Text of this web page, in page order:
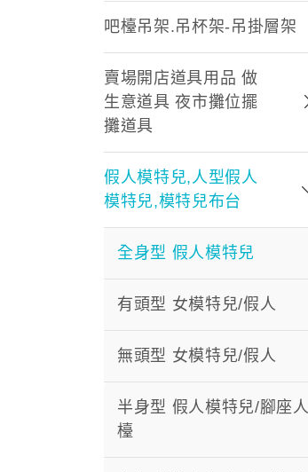
吧檯吊架.吊杯架-吊掛層架
賣場開店道具用品 做
生意道具 夜市攤位擺
攤道具
假人模特兒,人型假人
模特兒,模特兒布台
全身型 假人模特兒
有頭型 女模特兒/假人
無頭型 女模特兒/假人
半身型 假人模特兒/腳座人
檯